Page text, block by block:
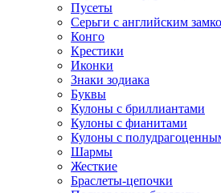
Пусеты
Серьги с английским
Конго
Крестики
Иконки
Знаки зодиака
Буквы
Кулоны с бриллиантами
Кулоны с фианитами
Кулоны с
Шармы
Жесткие
Браслеты-цепочки